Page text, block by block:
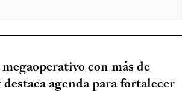
con más de
agenda para fortalecer